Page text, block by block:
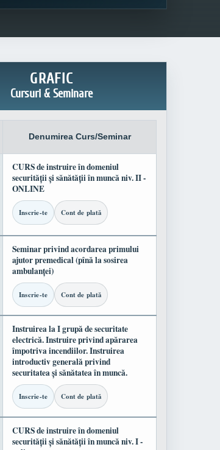
GRAFIC
Cursuri & Seminare
Denumirea Curs/Seminar
CURS de instruire în domeniul
securității și sănătății în muncă niv. II -
ONLINE
Inscrie-te Cont de plată
Seminar privind acordarea primului
ajutor premedical (pînă la sosirea
ambulanței)
Inscrie-te Cont de plată
Instruirea la I grupă de securitate
electrică. Instruire privind apărarea
împotriva incendiilor. Instruirea
introductiv generală privind
securitatea și sănătatea în muncă.
Inscrie-te Cont de plată
CURS de instruire în domeniul
securității și sănătății în muncă niv. I -